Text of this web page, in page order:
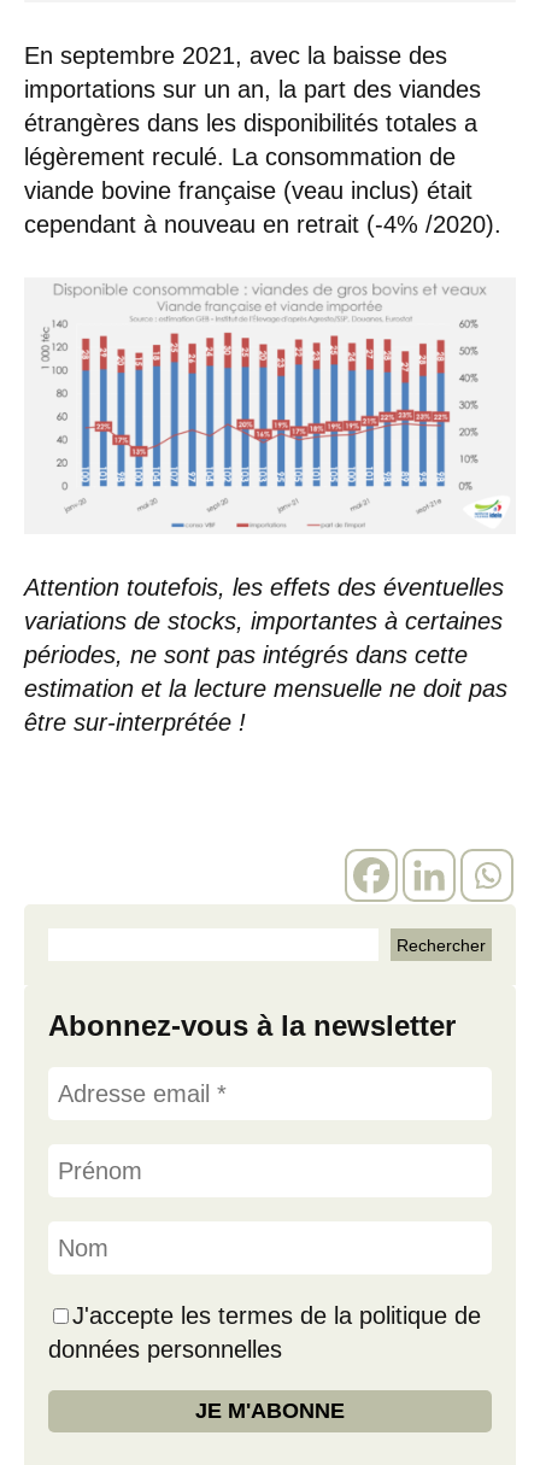
En septembre 2021, avec la baisse des
importations sur un an, la part des viandes
étrangères dans les disponibilités totales a
légèrement reculé. La consommation de
viande bovine française (veau inclus) était
cependant à nouveau en retrait (-4% /2020).
Attention toutefois, les effets des éventuelles
variations de stocks, importantes à certaines
périodes, ne sont pas intégrés dans cette
estimation et la lecture mensuelle ne doit pas
être sur-interprétée !
Abonnez-vous à la newsletter
J'accepte les termes de la politique de
données personnelles